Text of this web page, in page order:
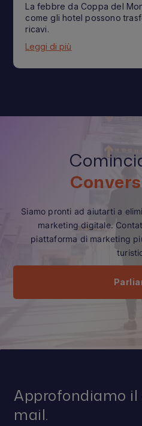
La febbre da Coppa del
come gli hotel possono
ricavi.
Leggi di più
Siamo pronti ad aiutarti a
marketing digitale.
piattaforma di marketing
Approfondiamo il
mail.